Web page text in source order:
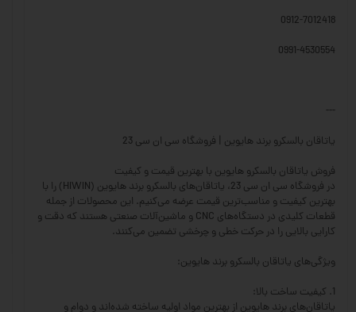
0912-7012418
0991-4530554
---
یاتاقان بالسکرو برند هایوین | فروشگاه سی ان سی 23
فروش یاتاقان بالسکرو هایوین با بهترین قیمت و کیفیت
در فروشگاه سی ان سی 23، یاتاقان‌های بالسکرو برند هایوین (HIWIN) را با
بهترین کیفیت و مناسب‌ترین قیمت عرضه می‌کنیم. این محصولات از جمله
قطعات کلیدی در دستگاه‌های CNC و ماشین‌آلات صنعتی هستند که دقت و
کارایی بالایی را در حرکت خطی و چرخشی تضمین می‌کنند.
ویژگی‌های یاتاقان بالسکرو برند هایوین:
1. کیفیت ساخت بالا:
یاتاقان‌های برند هایوین از بهترین مواد اولیه ساخته شده‌اند و دوام و